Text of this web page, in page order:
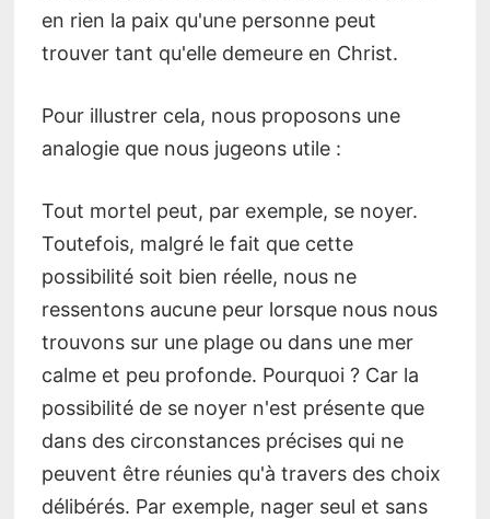
en rien la paix qu'une personne peut
trouver tant qu'elle demeure en Christ.
Pour illustrer cela, nous proposons une
analogie que nous jugeons utile :
Tout mortel peut, par exemple, se noyer.
Toutefois, malgré le fait que cette
possibilité soit bien réelle, nous ne
ressentons aucune peur lorsque nous nous
trouvons sur une plage ou dans une mer
calme et peu profonde. Pourquoi ? Car la
possibilité de se noyer n'est présente que
dans des circonstances précises qui ne
peuvent être réunies qu'à travers des choix
délibérés. Par exemple, nager seul et sans